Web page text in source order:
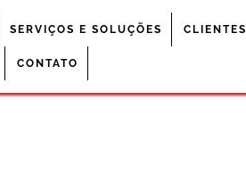
SERVIÇOS E SOLUÇÕES CLIENTES
CONTATO